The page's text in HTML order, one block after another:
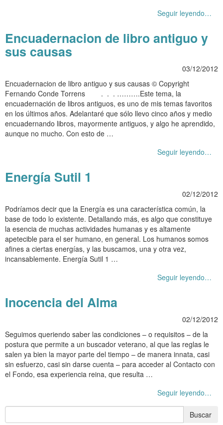
Seguir leyendo…
Encuadernacion de libro antiguo y
sus causas
03/12/2012
Encuadernacion de libro antiguo y sus causas © Copyright
Fernando Conde Torrens . . . ……….Este tema, la
encuadernación de libros antiguos, es uno de mis temas favoritos
en los últimos años. Adelantaré que sólo llevo cinco años y medio
encuadernando libros, mayormente antiguos, y algo he aprendido,
aunque no mucho. Con esto de …
Seguir leyendo…
Energía Sutil 1
02/12/2012
Podríamos decir que la Energía es una característica común, la
base de todo lo existente. Detallando más, es algo que constituye
la esencia de muchas actividades humanas y es altamente
apetecible para el ser humano, en general. Los humanos somos
afines a ciertas energías, y las buscamos, una y otra vez,
incansablemente. Energía Sutil 1 …
Seguir leyendo…
Inocencia del Alma
02/12/2012
Seguimos queriendo saber las condiciones – o requisitos – de la
postura que permite a un buscador veterano, al que las reglas le
salen ya bien la mayor parte del tiempo – de manera innata, casi
sin esfuerzo, casi sin darse cuenta – para acceder al Contacto con
el Fondo, esa experiencia reina, que resulta …
Seguir leyendo…